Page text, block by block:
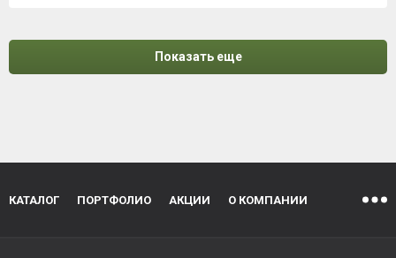
Показать еще
КАТАЛОГ ПОРТФОЛИО АКЦИИ О КОМПАНИИ